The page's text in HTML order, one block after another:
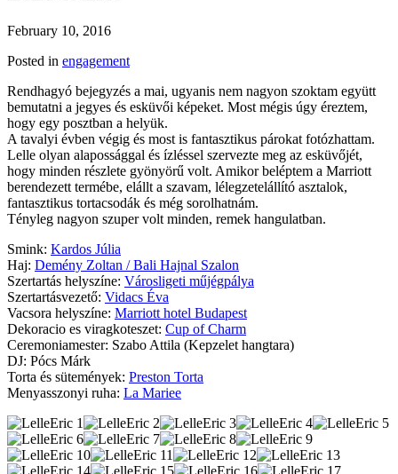
February 10, 2016
Posted in engagement
Rendhagyó bejegyzés a mai, ugyanis nem nagyon szoktam együtt
bemutatni a jegyes és esküvői képeket. Most mégis úgy éreztem,
hogy egy posztban a helyük.
A tavalyi évben végig és most is fantasztikus párokat fotózhattam.
Lelle olyan alapossággal és ízléssel szervezte meg az esküvőjét,
hogy minden részlete gyönyörű volt. Amikor beléptem a Marriott
berendezett termébe, elállt a szavam, lélegzetelállító asztalok,
fantasztikus tortacsodák és még sorolhatnám.
Tényleg nagyon szuper volt minden, remek hangulatban.
Smink: Kardos Júlia
Haj: Demény Zoltan / Bali Hajnal Szalon
Szertartás helyszíne: Városligeti műjégpálya
Szertartásvezető: Vidacs Éva
Vacsora helyszíne: Marriott hotel Budapest
Dekoracio es viragkoteszet: Cup of Charm
Ceremoniamester: Szabo Attila (Kepzelet hangtara)
DJ: Pócs Márk
Torta és sütemények: Preston Torta
Menyasszonyi ruha: La Mariee